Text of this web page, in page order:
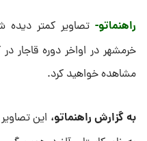
راهنماتو- تصاویر کمتر
خرمشهر در اواخر دوره قاجار در
مشاهده خواهید کرد.
به گزارش راهنماتو، این